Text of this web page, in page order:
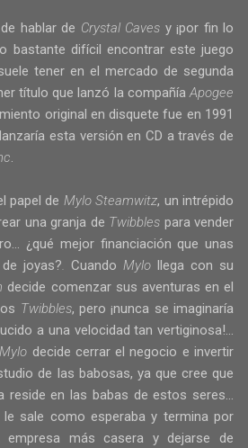
hablar de Crystal Caves y ¡por fin lo
bastante difícil encontrar este juego
tener en el mercado de segunda
título que lanzó la compañíaApogee
original en disquete fue en 1991
esta versión en CD a través de
.
papel de Mylo Steamwitz, un intrépido
una granja de Twibbles para vender
¿qué mejor financiación que unas
joyas?. Cuando Mylo llega con su
decide comenzar sus aventuras en el
Twibbles, pero ¡nunca se imaginaría
a una velocidad tan vertiginosa!...
Mylo decide cerrar el negocio e invertir
de las babosas, ya que cree que
reside en las babas de estos seres...
sale como esperaba y termina por
más casera y dejarse de